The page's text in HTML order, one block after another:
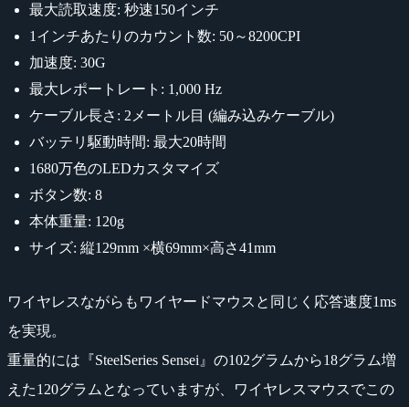
最大読取速度: 秒速150インチ
1インチあたりのカウント数: 50～8200CPI
加速度: 30G
最大レポートレート: 1,000 Hz
ケーブル長さ: 2メートル目 (編み込みケーブル)
バッテリ駆動時間: 最大20時間
1680万色のLEDカスタマイズ
ボタン数: 8
本体重量: 120g
サイズ: 縦129mm ×横69mm×高さ41mm
ワイヤレスながらもワイヤードマウスと同じく応答速度1ms
を実現。
重量的には『SteelSeries Sensei』の102グラムから18グラム増
えた120グラムとなっていますが、ワイヤレスマウスでこの